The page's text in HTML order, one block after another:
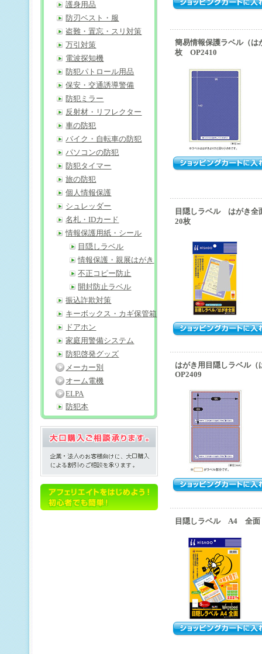
簡易情報保護ラベル（は
枚 OP2410
目隠しラベル はがき
20枚
はがき用目隠しラベル
OP2409
目隠しラベル A4 全
護身用品
防刃ベスト・服
盗難・置忘・スリ対策
万引対策
電波探知機
防犯パトロール用品
保安・交通誘導警備
防犯ミラー
反射材・リフレクター
車の防犯
バイク・自転車の防犯
パソコンの防犯
防犯タイマー
旅の防犯
個人情報保護
シュレッダー
名札・IDカード
情報保護用紙・シール
目隠しラベル
情報保護・親展はがき
不正コピー防止
開封防止ラベル
振込詐欺対策
キーボックス・カギ保管箱
ドアホン
家庭用警備システム
防犯啓発グッズ
メーカー別
オーム電機
ELPA
防犯本